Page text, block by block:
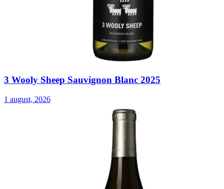
3 Wooly Sheep Sauvignon Blanc 2025
1 august, 2026